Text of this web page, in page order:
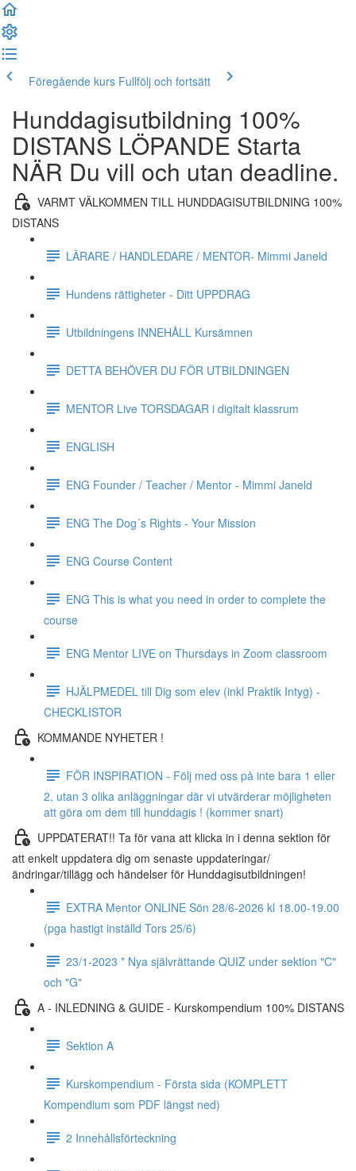
Föregående kurs Fullfölj och fortsätt
Hunddagisutbildning 100%
DISTANS LÖPANDE Starta
NÄR Du vill och utan deadline.
VARMT VÄLKOMMEN TILL HUNDDAGISUTBILDNING 100%
DISTANS
LÄRARE / HANDLEDARE / MENTOR- Mimmi Janeld
Hundens rättigheter - Ditt UPPDRAG
Utbildningens INNEHÅLL Kursämnen
DETTA BEHÖVER DU FÖR UTBILDNINGEN
MENTOR Live TORSDAGAR i digitalt klassrum
ENGLISH
ENG Founder / Teacher / Mentor - Mimmi Janeld
ENG The Dog´s Rights - Your Mission
ENG Course Content
ENG This is what you need in order to complete the
course
ENG Mentor LIVE on Thursdays in Zoom classroom
HJÄLPMEDEL till Dig som elev (inkl Praktik Intyg) -
CHECKLISTOR
KOMMANDE NYHETER !
FÖR INSPIRATION - Följ med oss ​​på inte bara 1 eller
2, utan 3 olika anläggningar där vi utvärderar möjligheten
att göra om dem till hunddagis ! (kommer snart)
UPPDATERAT!! Ta för vana att klicka in i denna sektion för
att enkelt uppdatera dig om senaste uppdateringar/
ändringar/tillägg och händelser för Hunddagisutbildningen!
EXTRA Mentor ONLINE Sön 28/6-2026 kl 18.00-19.00
(pga hastigt inställd Tors 25/6)
23/1-2023 * Nya självrättande QUIZ under sektion "C"
och "G"
A - INLEDNING & GUIDE - Kurskompendium 100% DISTANS
Sektion A
Kurskompendium - Första sida (KOMPLETT
Kompendium som PDF längst ned)
2 Innehållsförteckning